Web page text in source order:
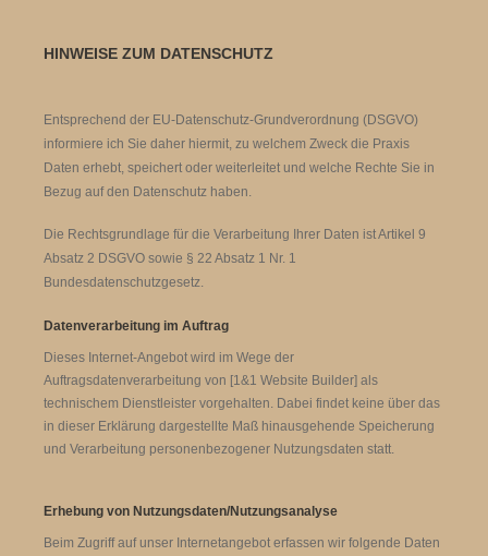
HINWEISE ZUM DATENSCHUTZ
Entsprechend der EU-Datenschutz-Grundverordnung (DSGVO)
informiere ich Sie daher hiermit, zu welchem Zweck die Praxis
Daten erhebt, speichert oder weiterleitet und welche Rechte Sie in
Bezug auf den Datenschutz haben.
Die Rechtsgrundlage für die Verarbeitung Ihrer Daten ist Artikel 9
Absatz 2 DSGVO sowie § 22 Absatz 1 Nr. 1
Bundesdatenschutzgesetz.
Datenverarbeitung im Auftrag
Dieses Internet-Angebot wird im Wege der
Auftragsdatenverarbeitung von [1&1 Website Builder] als
technischem Dienstleister vorgehalten. Dabei findet keine über das
in dieser Erklärung dargestellte Maß hinausgehende Speicherung
und Verarbeitung personenbezogener Nutzungsdaten statt.
Erhebung von Nutzungsdaten/Nutzungsanalyse
Beim Zugriff auf unser Internetangebot erfassen wir folgende Daten